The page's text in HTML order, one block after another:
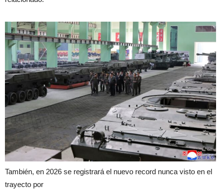
También, en 2026 se registrará el nuevo record nunca visto en el
trayecto por